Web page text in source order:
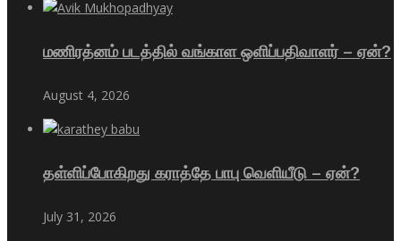
மணிரத்னம் படத்தில் வங்காள ஒளிப்பதிவாளர் – ஏன்?
August 4, 2026
தள்ளிப்போகிறது கராத்தே பாபு வெளியீடு – ஏன்?
July 31, 2026